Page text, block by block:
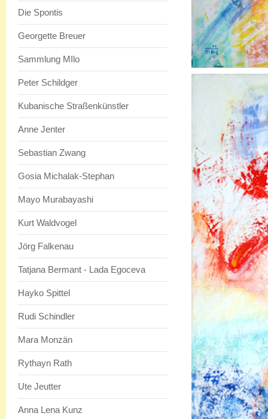
Die Spontis
Georgette Breuer
Sammlung MIlo
Peter Schildger
Kubanische Straßenkünstler
Anne Jenter
Sebastian Zwang
Gosia Michalak-Stephan
Mayo Murabayashi
Kurt Waldvogel
Jörg Falkenau
Tatjana Bermant - Lada Egoceva
Hayko Spittel
Rudi Schindler
Mara Monzän
Rythayn Rath
Ute Jeutter
Anna Lena Kunz